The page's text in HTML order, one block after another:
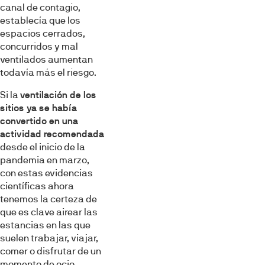
canal de contagio,
establecía que los
espacios cerrados,
concurridos y mal
ventilados aumentan
todavía más el riesgo.
Si laventilación de los
sitios ya se había
convertido en una
actividad recomendada
desde el inicio de la
pandemia en marzo,
con estas evidencias
científicas ahora
tenemos la certeza de
que es clave airear las
estancias en las que
suelen trabajar, viajar,
comer o disfrutar de un